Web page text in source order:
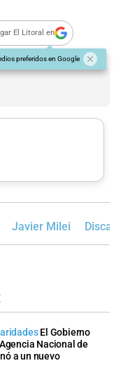
El Litoral en
preferidos en Google
Javier Milei
El Gobierno
Nacional de
a un nuevo